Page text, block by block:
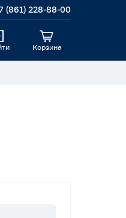
(861) 228-88-00
Корзина